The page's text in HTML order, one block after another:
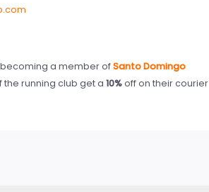
a member ofSanto Domingo
the running club get a 10%off on their courier